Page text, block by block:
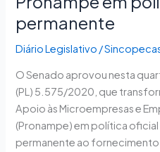
permanente
Diário Legislativo /
O Senado aprovou nesta
(PL) 5.575/2020, que
Apoio às Microempresas e
(Pronampe) em política
permanente ao